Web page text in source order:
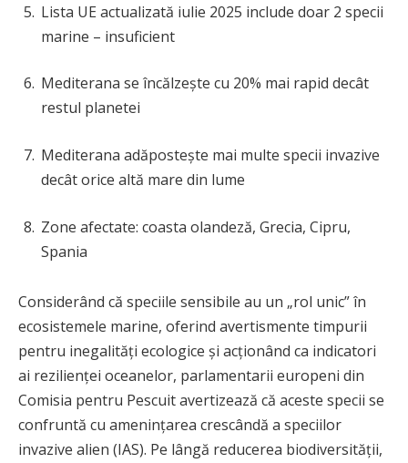
Lista UE actualizată iulie 2025 include doar 2 specii
marine – insuficient
Mediterana se încălzește cu 20% mai rapid decât
restul planetei
Mediterana adăpostește mai multe specii invazive
decât orice altă mare din lume
Zone afectate: coasta olandeză, Grecia, Cipru,
Spania
Considerând că speciile sensibile au un „rol unic” în
ecosistemele marine, oferind avertismente timpurii
pentru inegalități ecologice și acționând ca indicatori
ai rezilienței oceanelor, parlamentarii europeni din
Comisia pentru Pescuit avertizează că aceste specii se
confruntă cu amenințarea crescândă a speciilor
invazive alien (IAS). Pe lângă reducerea biodiversității,